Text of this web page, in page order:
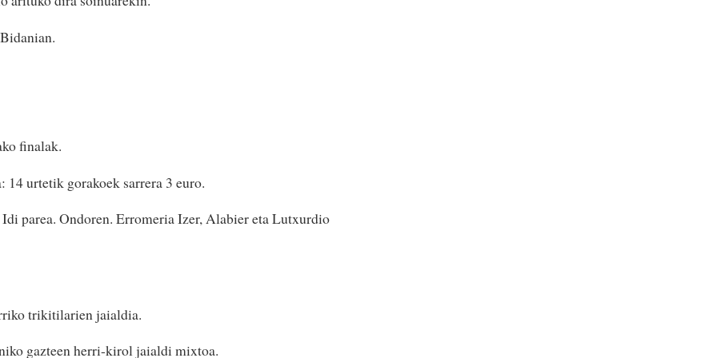
finalak.
14 urtetik gorakoek sarrera 3 euro.
parea. Ondoren. Erromeria Izer, Alabier eta Lutxurdio
trikitilarien jaialdia.
gazteen herri-kirol jaialdi mixtoa.